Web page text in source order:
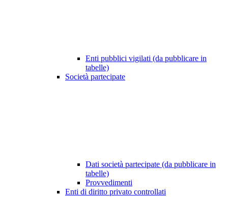
Enti pubblici vigilati (da pubblicare in
tabelle)
Società partecipate
Dati società partecipate (da pubblicare in
tabelle)
Provvedimenti
Enti di diritto privato controllati